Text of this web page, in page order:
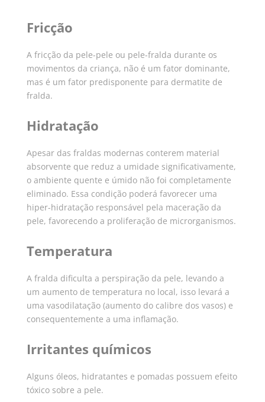
Fricção
A fricção da pele-pele ou pele-fralda durante os
movimentos da criança, não é um fator dominante,
mas é um fator predisponente para dermatite de
fralda.
Hidratação
Apesar das fraldas modernas conterem material
absorvente que reduz a umidade significativamente,
o ambiente quente e úmido não foi completamente
eliminado. Essa condição poderá favorecer uma
hiper-hidratação responsável pela maceração da
pele, favorecendo a proliferação de microrganismos.
Temperatura
A fralda dificulta a perspiração da pele, levando a
um aumento de temperatura no local, isso levará a
uma vasodilatação (aumento do calibre dos vasos) e
consequentemente a uma inflamação.
Irritantes químicos
Alguns óleos, hidratantes e pomadas possuem efeito
tóxico sobre a pele.